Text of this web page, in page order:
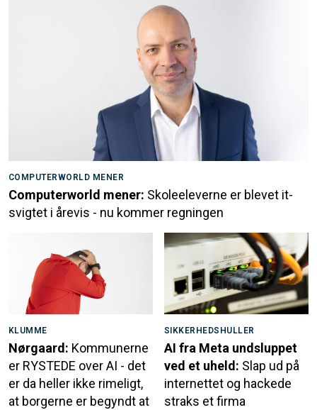
COMPUTERWORLD MENER
Computerworld mener: Skoleeleverne er blevet it-
svigtet i årevis - nu kommer regningen
KLUMME
Nørgaard: Kommunerne
er RYSTEDE over AI - det
er da heller ikke rimeligt,
at borgerne er begyndt at
SIKKERHEDSHULLER
AI fra Meta undsluppet
ved et uheld: Slap ud på
internettet og hackede
straks et firma